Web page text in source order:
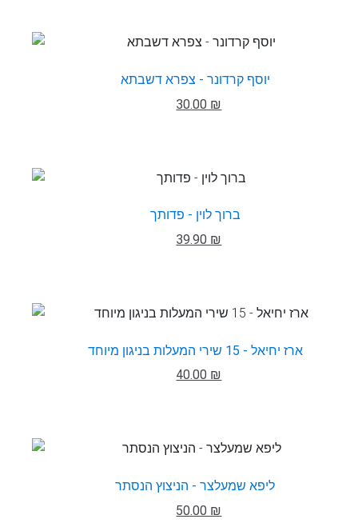
יוסף קרדונר - צפרא דשבתא
30.00 ₪
ברוך לוין - פדותך
39.90 ₪
ארז יחיאל - 15 שירי המעלות בניגון מיוחד
40.00 ₪
ליפא שמעלצר - הניצוץ הנסתר
50.00 ₪